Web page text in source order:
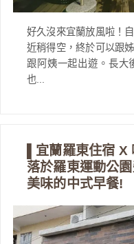
好久沒來宜蘭放風啦！
近稍得空，終於可以跟
跟阿姨一起出遊。長大
也...
▌宜蘭羅東住宿
落於羅東運動公
美味的中式早餐!